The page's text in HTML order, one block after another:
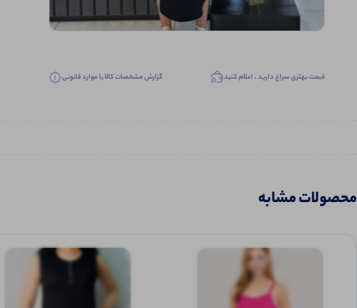
قیمت بهتری سراغ دارید ، اعلام کنید گزارش مشخصات کالا یا موارد قانونی
محصولات مشابه